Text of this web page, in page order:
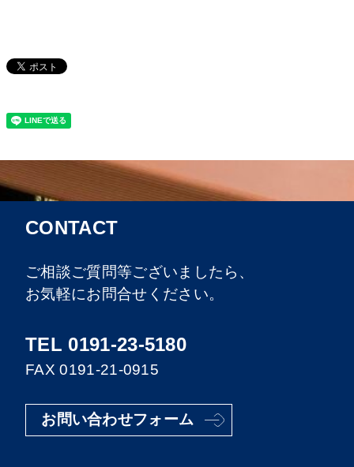
CONTACT
ご相談ご質問等ございましたら、
お気軽にお問合せください。
TEL 0191-23-5180
FAX 0191-21-0915
お問い合わせフォーム